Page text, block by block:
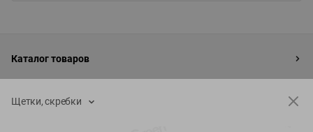
Каталог товаров
Щетки, скребки